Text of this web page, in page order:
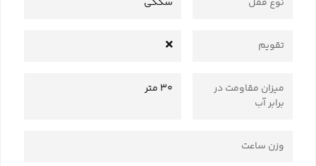
تقویم
میزان مقاومت در
برابر آب
30 متر
وزن ساعت